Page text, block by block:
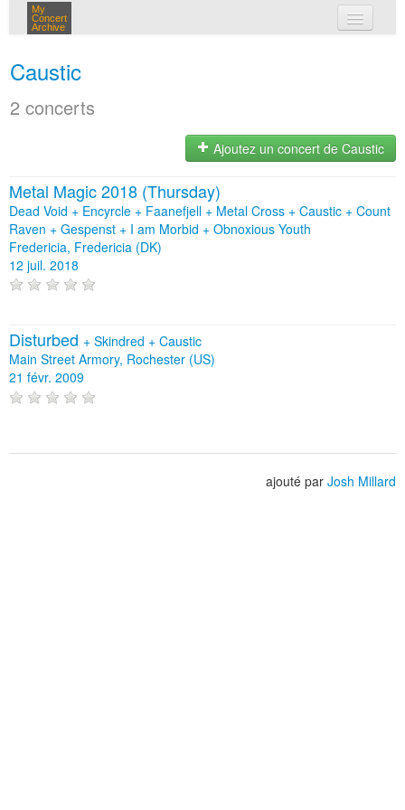
My
Concert
Archive
Caustic
2 concerts
Ajoutez un concert de Caustic
Metal Magic 2018 (Thursday)
Dead Void + Encyrcle + Faanefjell + Metal Cross + Caustic + Count
Raven + Gespenst + I am Morbid + Obnoxious Youth
Fredericia, Fredericia (DK)
12 juil. 2018
Disturbed + Skindred + Caustic
Main Street Armory, Rochester (US)
21 févr. 2009
ajouté par Josh Millard